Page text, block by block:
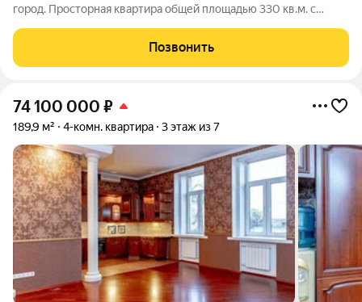
город. Просторная квартира общей площадью 330 кв.м. с
изолирована и имеет гардеробную зону. Также интересная
особенность - круглая гостиная для
Позвонить
74 100 000 ₽
189,9 м² 4-комн. квартира 3 этаж из 7